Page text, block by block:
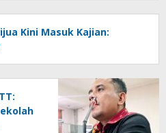
Kini Masuk Kajian: